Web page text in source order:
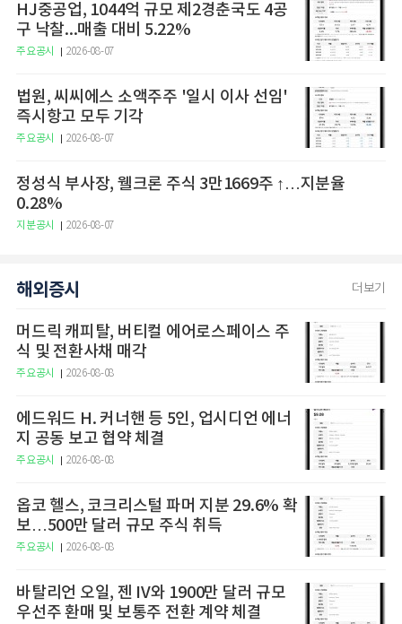
HJ중공업, 1044억 규모 제2경춘국도 4공
구 낙찰...매출 대비 5.22%
주요공시 2026-08-07
법원, 씨씨에스 소액주주 '일시 이사 선임'
즉시항고 모두 기각
주요공시 2026-08-07
정성식 부사장, 웰크론 주식 3만1669주 ↑…지분율
0.28%
지분공시 2026-08-07
해외증시 더보기
머드릭 캐피탈, 버티컬 에어로스페이스 주
식 및 전환사채 매각
주요공시 2026-08-08
에드워드 H. 커너핸 등 5인, 업시디언 에너
지 공동 보고 협약 체결
주요공시 2026-08-08
옵코 헬스, 코크리스털 파머 지분 29.6% 확
보…500만 달러 규모 주식 취득
주요공시 2026-08-08
바탈리언 오일, 젠 IV와 1900만 달러 규모
우선주 환매 및 보통주 전환 계약 체결